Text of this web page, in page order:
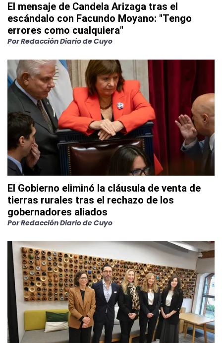
El mensaje de Candela Arizaga tras el
escándalo con Facundo Moyano: "Tengo
errores como cualquiera"
PorRedacción Diario de Cuyo
El Gobierno eliminó la cláusula de venta de
tierras rurales tras el rechazo de los
gobernadores aliados
PorRedacción Diario de Cuyo